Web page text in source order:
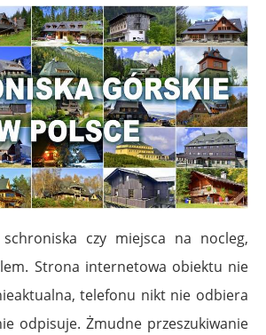
schroniska czy miejsca na nocleg,
Strona internetowa obiektu nie
telefonu nikt nie odbiera
odpisuje. Żmudne przeszukiwanie